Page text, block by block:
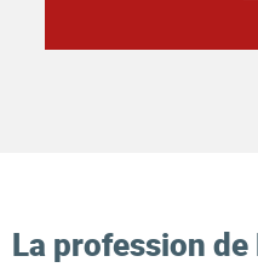
La profession